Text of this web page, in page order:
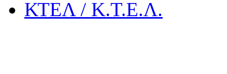
ΚΤΕΛ / Κ.Τ.Ε.Λ.